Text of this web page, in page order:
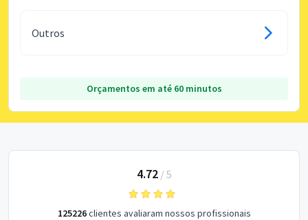
Outros
Orçamentos em até 60 minutos
4.72/ 5
125226clientes avaliaram nossos profissionais